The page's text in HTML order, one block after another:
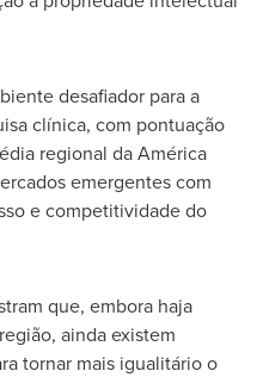
desafiador para a
clínica, com pontuação
regional da América
emergentes com
e competitividade do
que, embora haja
ainda existem
tornar mais igualitário o